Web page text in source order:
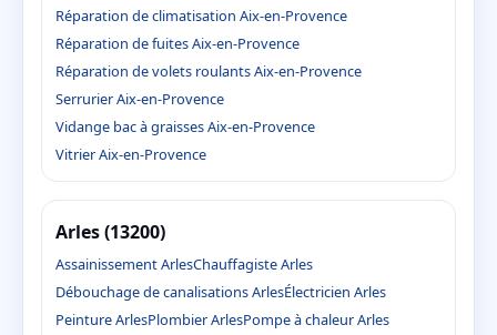
Réparation de climatisation Aix-en-Provence
Réparation de fuites Aix-en-Provence
Réparation de volets roulants Aix-en-Provence
Serrurier Aix-en-Provence
Vidange bac à graisses Aix-en-Provence
Vitrier Aix-en-Provence
Arles (13200)
Assainissement ArlesChauffagiste Arles
Débouchage de canalisations ArlesÉlectricien Arles
Peinture ArlesPlombier ArlesPompe à chaleur Arles